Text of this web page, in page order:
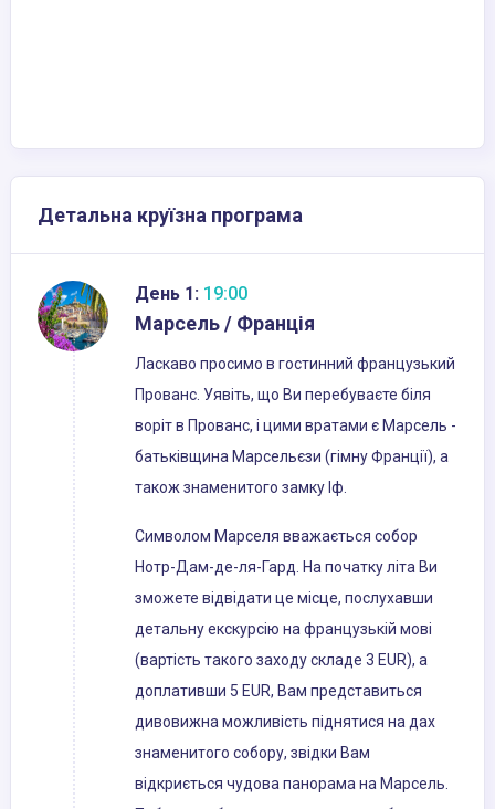
Детальна круїзна програма
День 1: 19:00
Марсель / Франція
Ласкаво просимо в гостинний французький
Прованс. Уявіть, що Ви перебуваєте біля
воріт в Прованс, і цими вратами є Марсель -
батьківщина Марсельєзи (гімну Франції), а
також знаменитого замку Іф.
Символом Марселя вважається собор
Нотр-Дам-де-ля-Гард. На початку літа Ви
зможете відвідати це місце, послухавши
детальну екскурсію на французькій мові
(вартість такого заходу складе 3 EUR), а
доплативши 5 EUR, Вам представиться
дивовижна можливість піднятися на дах
знаменитого собору, звідки Вам
відкриється чудова панорама на Марсель.